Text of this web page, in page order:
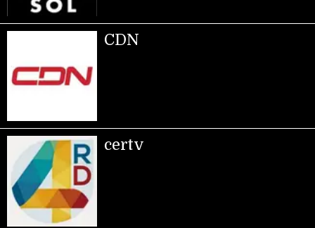
CDN
certv